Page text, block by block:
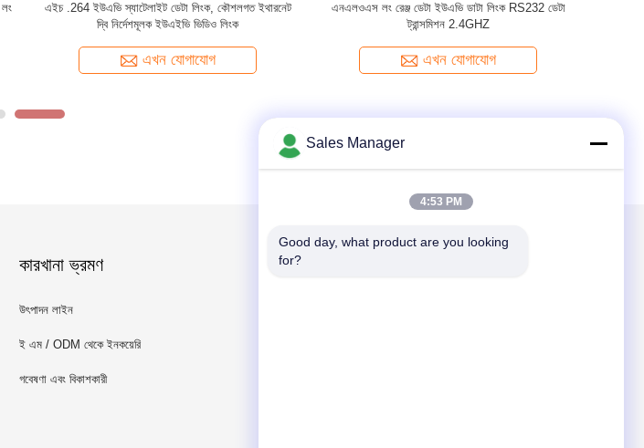
H.265 শিল্প গ্রেড ইউএভি তথ্য লিংক দ্বি - নির্দেশমূলক
কৌশলগত ইথারনেট রেডিও
এখন যোগাযোগ
2.4GHz ফুল ডুপ্লেক্স ইউএভি ডেটা লিংক সিস্টেম টিডিডি-
সিওএফডিএম ভিডিও ডেটা ট্রান্সসিভার
এখন যোগাযোগ
কারখানা ভ্রমণ
উৎপাদন লাইন
ই এম / ODM থেকে ইনকয়েরি
গবেষণা এবং বিকাশকারী
আমাদের মেইল ​​করুন
Sales Manager
4:53 PM
Good day, what product are you looking
for?